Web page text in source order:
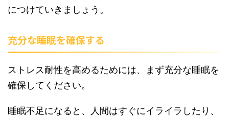
につけていきましょう。
充分な睡眠を確保する
ストレス耐性を高めるためには、まず充分な睡眠を
確保してください。
睡眠不足になると、人間はすぐにイライラしたり、